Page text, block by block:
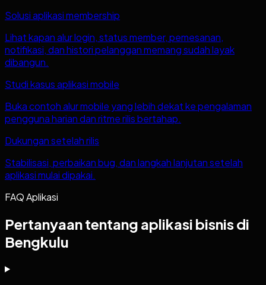
Solusi aplikasi membership
Lihat kapan alur login, status member, pemesanan,
notifikasi, dan histori pelanggan memang sudah layak
dibangun.
Studi kasus aplikasi mobile
Buka contoh alur mobile yang lebih dekat ke pengalaman
pengguna harian dan ritme rilis bertahap.
Dukungan setelah rilis
Stabilisasi, perbaikan bug, dan langkah lanjutan setelah
aplikasi mulai dipakai.
FAQ Aplikasi
Pertanyaan tentang aplikasi bisnis di
Bengkulu